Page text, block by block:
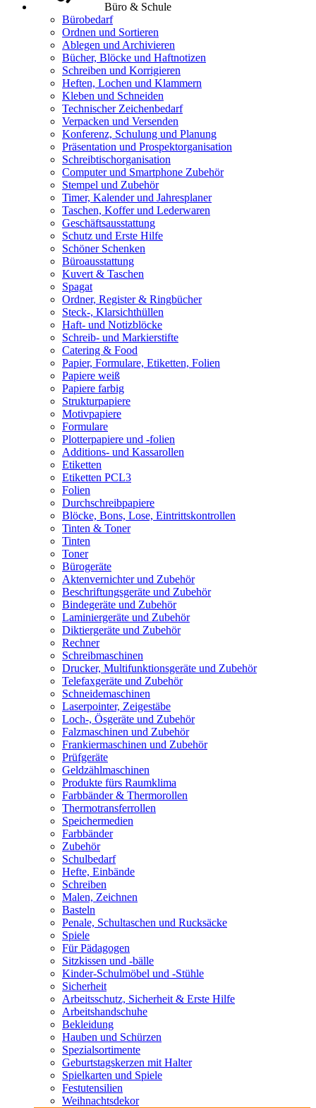
Büro & Schule
Bürobedarf
Ordnen und Sortieren
Ablegen und Archivieren
Bücher, Blöcke und Haftnotizen
Schreiben und Korrigieren
Heften, Lochen und Klammern
Kleben und Schneiden
Technischer Zeichenbedarf
Verpacken und Versenden
Konferenz, Schulung und Planung
Präsentation und Prospektorganisation
Schreibtischorganisation
Computer und Smartphone Zubehör
Stempel und Zubehör
Timer, Kalender und Jahresplaner
Taschen, Koffer und Lederwaren
Geschäftsausstattung
Schutz und Erste Hilfe
Schöner Schenken
Büroausstattung
Kuvert & Taschen
Spagat
Ordner, Register & Ringbücher
Steck-, Klarsichthüllen
Haft- und Notizblöcke
Schreib- und Markierstifte
Catering & Food
Papier, Formulare, Etiketten, Folien
Papiere weiß
Papiere farbig
Strukturpapiere
Motivpapiere
Formulare
Plotterpapiere und -folien
Additions- und Kassarollen
Etiketten
Etiketten PCL3
Folien
Durchschreibpapiere
Blöcke, Bons, Lose, Eintrittskontrollen
Tinten & Toner
Tinten
Toner
Bürogeräte
Aktenvernichter und Zubehör
Beschriftungsgeräte und Zubehör
Bindegeräte und Zubehör
Laminiergeräte und Zubehör
Diktiergeräte und Zubehör
Rechner
Schreibmaschinen
Drucker, Multifunktionsgeräte und Zubehör
Telefaxgeräte und Zubehör
Schneidemaschinen
Laserpointer, Zeigestäbe
Loch-, Ösgeräte und Zubehör
Falzmaschinen und Zubehör
Frankiermaschinen und Zubehör
Prüfgeräte
Geldzählmaschinen
Produkte fürs Raumklima
Farbbänder & Thermorollen
Thermotransferrollen
Speichermedien
Farbbänder
Zubehör
Schulbedarf
Hefte, Einbände
Schreiben
Malen, Zeichnen
Basteln
Penale, Schultaschen und Rucksäcke
Spiele
Für Pädagogen
Sitzkissen und -bälle
Kinder-Schulmöbel und -Stühle
Sicherheit
Arbeitsschutz, Sicherheit & Erste Hilfe
Arbeitshandschuhe
Bekleidung
Hauben und Schürzen
Spezialsortimente
Geburtstagskerzen mit Halter
Spielkarten und Spiele
Festutensilien
Weihnachtsdekor